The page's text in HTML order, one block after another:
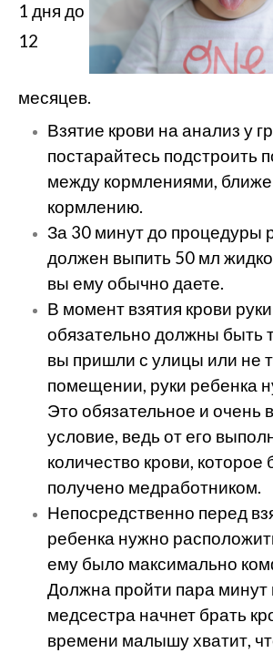
1 дня до
12
месяцев.
Взятие крови на анализ у
постарайтесь подстроить
между кормлениями, ближе
кормлению.
За 30 минут до процедуры
должен выпить 50 мл
вы ему обычно даете.
В момент взятия крови
обязательно должны быть
вы пришли с улицы или не
помещении, руки ребенка
Это обязательное и очень
условие, ведь от его
количество крови, которое
получено медработником.
Непосредственно перед
ребенка нужно
ему было максимально
Должна пройти пара минут
медсестра начнет брать
времени малышу хватит,